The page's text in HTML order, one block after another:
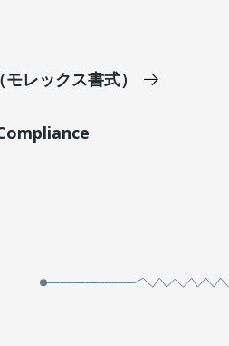
レックス書式）